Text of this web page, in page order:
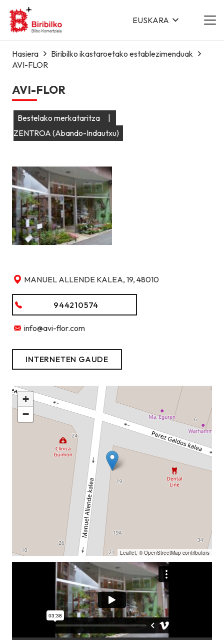
EUSKARA
Hasiera
Biribilko ikastaroetako establezimenduak
AVI-FLOR
AVI-FLOR
Bestelako merkataritza
|
ZENTROA (Abando-Indautxu)
MANUEL ALLENDE KALEA, 19, 48010
944210574
info@avi-flor.com
INTERNETEN GAUDE
+
−
Leaflet, ©OpenStreetMap contributors